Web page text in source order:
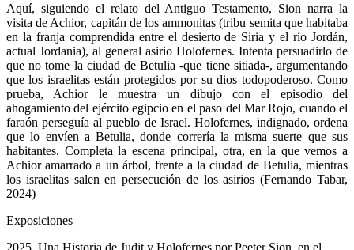
Aquí, siguiendo el relato del Antiguo Testamento, Sion narra la
visita de Achior, capitán de los ammonitas (tribu semita que habitaba
en la franja comprendida entre el desierto de Siria y el río Jordán,
actual Jordania), al general asirio Holofernes. Intenta persuadirlo de
que no tome la ciudad de Betulia -que tiene sitiada-, argumentando
que los israelitas están protegidos por su dios todopoderoso. Como
prueba, Achior le muestra un dibujo con el episodio del
ahogamiento del ejército egipcio en el paso del Mar Rojo, cuando el
faraón perseguía al pueblo de Israel. Holofernes, indignado, ordena
que lo envíen a Betulia, donde correría la misma suerte que sus
habitantes. Completa la escena principal, otra, en la que vemos a
Achior amarrado a un árbol, frente a la ciudad de Betulia, mientras
los israelitas salen en persecución de los asirios (Fernando Tabar,
2024)
Exposiciones
2025. Una Historia de Judit y Holofernes por Peeter Sion, en el